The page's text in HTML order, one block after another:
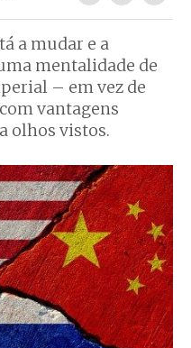
a mudar e a
mentalidade de
– em vez de
vantagens
olhos vistos.